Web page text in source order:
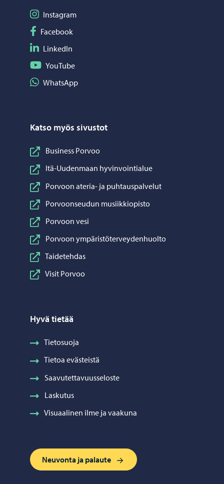
Seuraa Instagram
Instagram
Seuraa Facebook
Facebook
Seuraa LinkedIn
LinkedIn
Seuraa YouTube
YouTube
Jaa WhatsApp
WhatsApp
Katso myös sivustot
Business Porvoo
Itä-Uudenmaan hyvinvointialue
Porvoon ateria- ja puhtauspalvelut
Porvoonseudun musiikkiopisto
Porvoon vesi
Porvoon ympäristöterveydenhuolto
Taidetehdas
Visit Porvoo
Hyvä tietää
Tietosuoja
Tietoa evästeistä
Saavutettavuusseloste
Laskutus
Visuaalinen ilme ja vaakuna
Neuvonta ja palaute